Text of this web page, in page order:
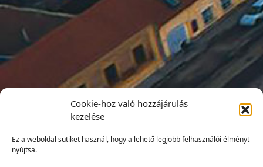
Cookie-hoz való hozzájárulás
kezelése
Ez a weboldal sütiket használ, hogy a lehető legjobb felhasználói élményt
nyújtsa.